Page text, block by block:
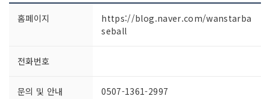
홈페이지
https://blog.naver.com/wanstarba
seball
전화번호
문의 및 안내 0507-1361-2997